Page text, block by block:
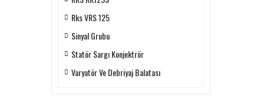
Rks VRS 125
Sinyal Grubu
Statör Sargı Konjektrör
Varyatör Ve Debriyaj Balatası